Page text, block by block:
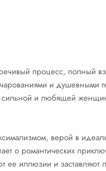
процесс, полный
и душевными
сильной и любящей
верой в
о романтических
ее иллюзии и заставляют